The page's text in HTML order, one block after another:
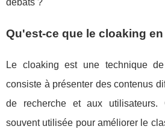
débats ?
Qu'est-ce que le cloaking en
Le cloaking est une technique
consiste à présenter des contenus
de recherche et aux utilisateurs.
souvent utilisée pour améliorer le